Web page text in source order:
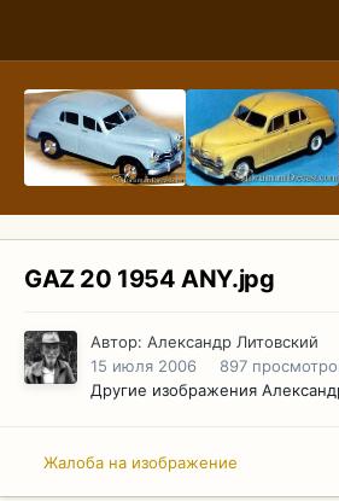
GAZ 20 1954 ANY.jpg
Автор: Александр Литовский
15 июля 2006
897
Другие изображения
Жалоба на изображение